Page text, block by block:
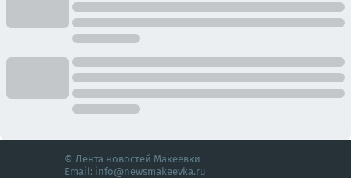
© Лента новостей Макеевки
Email: info@newsmakeevka.ru